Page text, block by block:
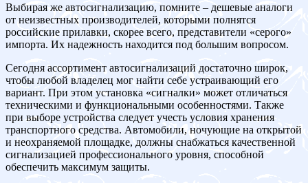
Выбирая же автосигнализацию, помните – дешевые аналоги
от неизвестных производителей, которыми полнятся
российские прилавки, скорее всего, представители «серого»
импорта. Их надежность находится под большим вопросом.
Сегодня ассортимент автосигнализаций достаточно широк,
чтобы любой владелец мог найти себе устраивающий его
вариант. При этом установка «сигналки» может отличаться
техническими и функциональными особенностями. Также
при выборе устройства следует учесть условия хранения
транспортного средства. Автомобили, ночующие на открытой
и неохраняемой площадке, должны снабжаться качественной
сигнализацией профессионального уровня, способной
обеспечить максимум защиты.